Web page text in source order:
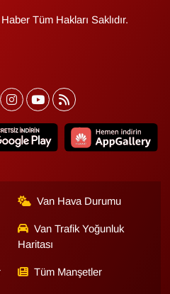
Tüm Hakları Saklıdır.
Van Hava Durumu
Van Trafik Yoğunluk
Haritası
Tüm Manşetler